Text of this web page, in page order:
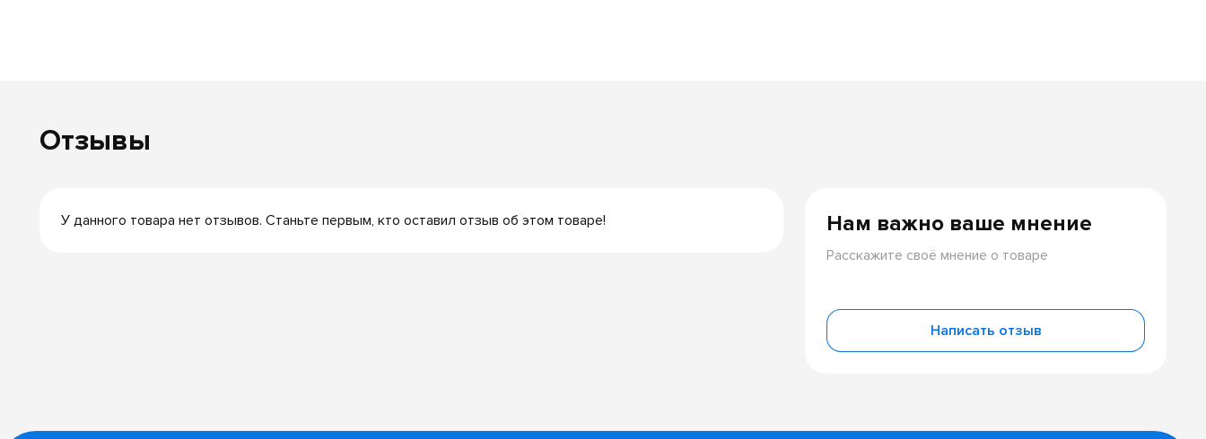
Отзывы
У данного товара нет отзывов. Станьте первым, кто оставил отзыв об этом товаре! Нам важно ваше мнение
Расскажите своё мнение о товаре
Написать отзыв